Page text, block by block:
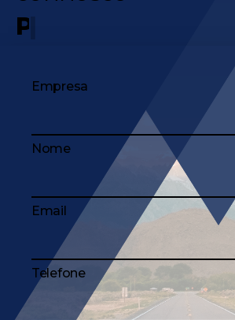
Qual o orçamento
Empresa
Nome
Email
Telefone